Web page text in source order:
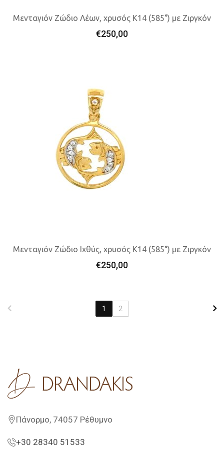
Προσθήκη Στο Καλάθι
Μενταγιόν Ζώδιο Λέων, χρυσός K14 (585°) με Ζιργκόν
€250,00
Προσθήκη Στο Καλάθι
Μενταγιόν Ζώδιο Ιχθύς, χρυσός K14 (585°) με Ζιργκόν
€250,00
1 2
Πάνορμο, 74057 Ρέθυμνο
+30 28340 51533